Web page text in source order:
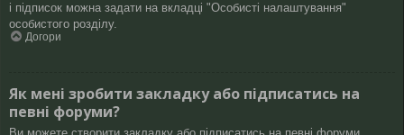
і підписок можна задати на вкладці "Особисті налаштування"
особистого розділу.
Догори
Як мені зробити закладку або підписатись на
певні форуми?